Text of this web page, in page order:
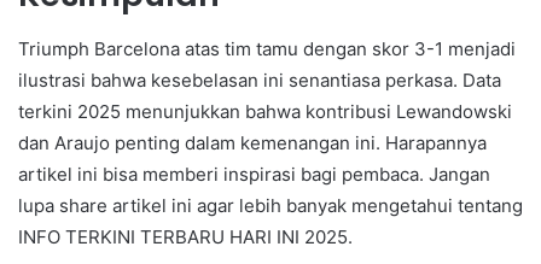
Triumph Barcelona atas tim tamu dengan skor 3-1 menjadi
ilustrasi bahwa kesebelasan ini senantiasa perkasa. Data
terkini 2025 menunjukkan bahwa kontribusi Lewandowski
dan Araujo penting dalam kemenangan ini. Harapannya
artikel ini bisa memberi inspirasi bagi pembaca. Jangan
lupa share artikel ini agar lebih banyak mengetahui tentang
INFO TERKINI TERBARU HARI INI 2025.